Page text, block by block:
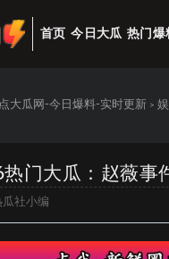
首页 今日大瓜 热门爆
大瓜网-今日爆料-实时更新 >
门大瓜：赵薇事
瓜社小编